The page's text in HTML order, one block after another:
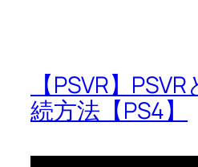
【PSVR】
続方法【PS4】